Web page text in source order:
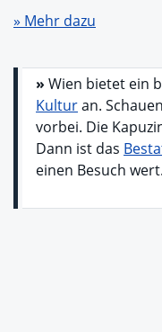
» Mehr dazu
» Wien bietet ein
Kulturan.
vorbei. Die
Dann ist das
einen Besuch wert.